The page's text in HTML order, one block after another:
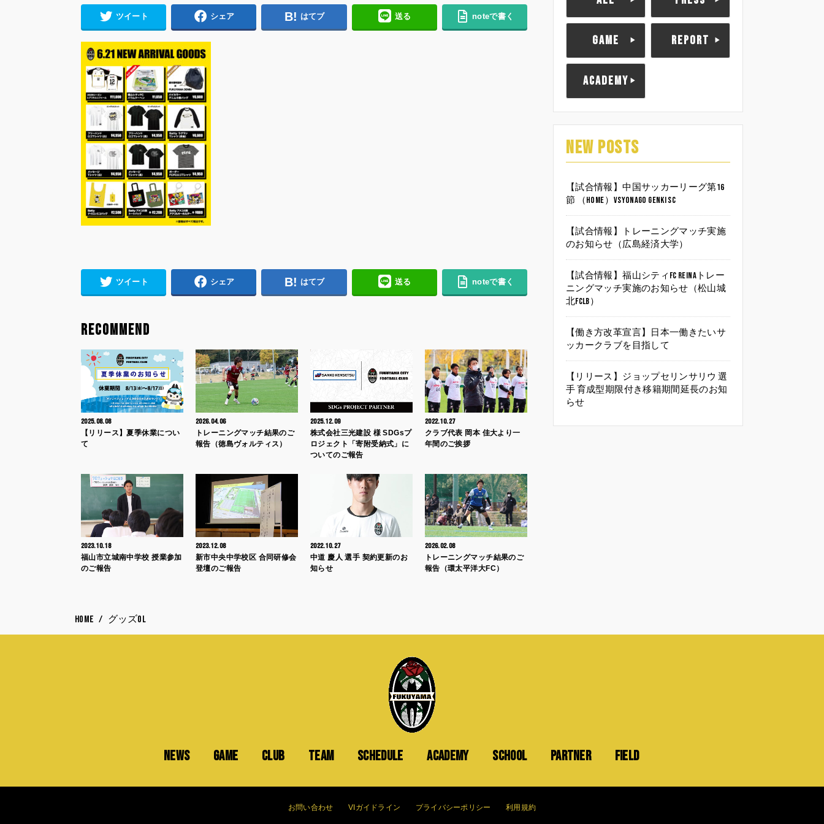
ツイート シェア はてブ 送る noteで書く
ツイート シェア はてブ 送る noteで書く
RECOMMEND
2025.08.08
【リリース】夏季休業につい
て
2026.04.06
トレーニングマッチ結果のご
報告（徳島ヴォルティス）
2025.12.09
株式会社三光建設 様 SDGsプ
ロジェクト「寄附受納式」に
ついてのご報告
2022.10.27
クラブ代表 岡本 佳大より一
年間のご挨拶
2023.10.18
福山市立城南中学校 授業参加
のご報告
2023.12.08
新市中央中学校区 合同研修会
登壇のご報告
2022.10.27
中道 慶人 選手 契約更新のお
知らせ
2026.02.08
トレーニングマッチ結果のご
報告（環太平洋大FC）
GAME REPORT
ACADEMY
NEW POSTS
【試合情報】中国サッカーリーグ第16
節 （HOME）vsYonago Genki SC
【試合情報】トレーニングマッチ実施
のお知らせ（広島経済大学）
【試合情報】福山シティFC Reinaトレー
ニングマッチ実施のお知らせ（松山城
北FCLB）
【働き方改革宣言】日本一働きたいサ
ッカークラブを目指して
【リリース】ジョップセリンサリウ 選
手 育成型期限付き移籍期間延長のお知
らせ
HOME グッズOL
NEWS GAME CLUB TEAM SCHEDULE ACADEMY SCHOOL PARTNER FIELD
お問い合わせ VIガイドライン プライバシーポリシー 利用規約